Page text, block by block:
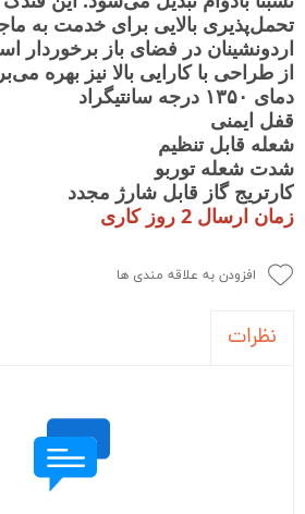
تحمل‌پذیری بالایی برای خدمت به
اردونشینان در فضای باز برخوردار
از طراحی با کارایی بالا نیز بهره
دمای ۱۳۵۰ درجه سانتیگراد
قفل ایمنی
شعله قابل تنظیم
شدت شعله توربو
کارتریج گاز قابل شارژ مجدد
زمان ارسال 2 روز کاری
افزودن به علاقه مندی ها
نظرات